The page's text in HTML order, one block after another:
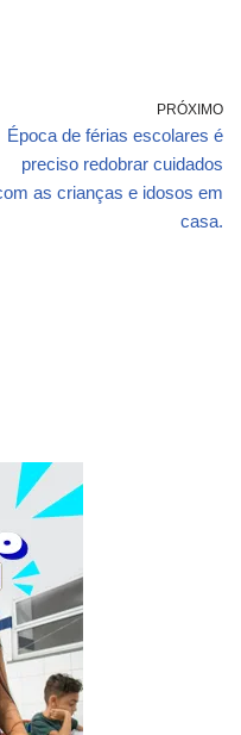
PRÓXIMO
Época de férias escolares é
preciso redobrar cuidados
as crianças e idosos em
casa.